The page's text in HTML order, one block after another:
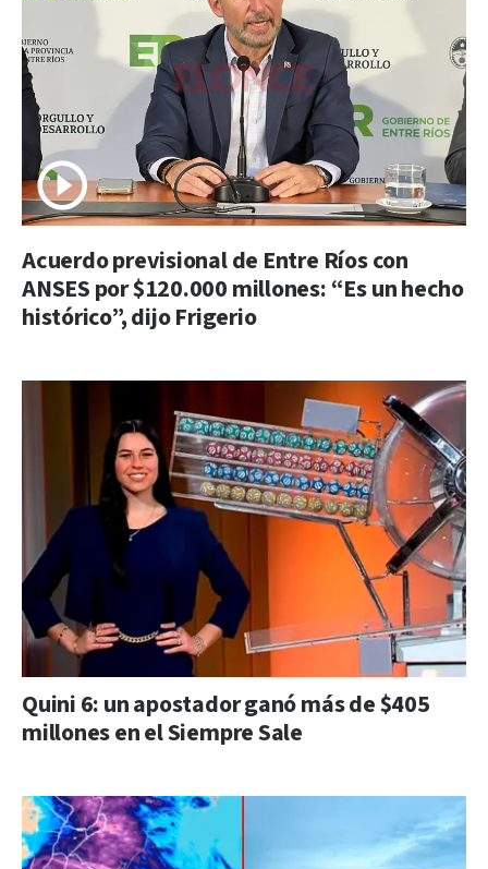
Acuerdo previsional de Entre Ríos con
ANSES por $120.000 millones: “Es un hecho
histórico”, dijo Frigerio
Quini 6: un apostador ganó más de $405
millones en el Siempre Sale